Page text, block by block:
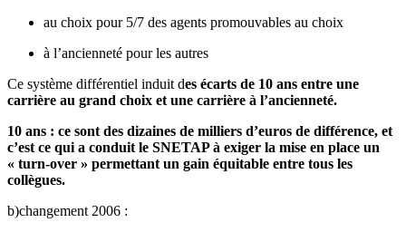
au choix pour 5/7 des agents promouvables au choix
à l’ancienneté pour les autres
Ce système différentiel induit des écarts de 10 ans entre une
carrière au grand choix et une carrière à l’ancienneté.
10 ans : ce sont des dizaines de milliers d’euros de différence, et
c’est ce qui a conduit le SNETAP à exiger la mise en place un
« turn-over » permettant un gain équitable entre tous les
collègues.
b)changement 2006 :